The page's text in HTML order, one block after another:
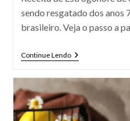
sendo resgatado dos anos
brasileiro. Veja o passo a
Continue LendoEstrogonofe
De